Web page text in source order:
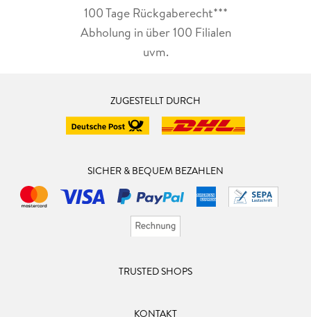
100 Tage Rückgaberecht***
Abholung in über 100 Filialen
uvm.
ZUGESTELLT DURCH
SICHER & BEQUEM BEZAHLEN
TRUSTED SHOPS
KONTAKT